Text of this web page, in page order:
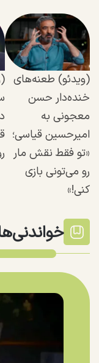
(ویدئو) طعنه‌های
خنده‌دار حسن
معجونی به
امیرحسین قیاسی؛
«تو فقط نقش مار
رو می‌تونی بازی
کنی!»